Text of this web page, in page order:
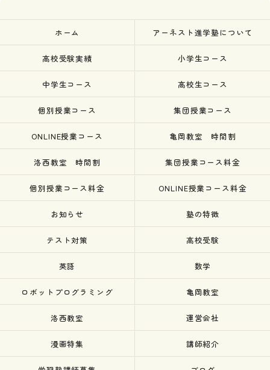
ホーム アーネスト進学塾について
高校受験実績 小学生コース
中学生コース 高校生コース
個別授業コース 集団授業コース
ONLINE授業コース 亀岡教室 時間割
洛西教室 時間割 集団授業コース料金
個別授業コース料金 ONLINE授業コース料金
お知らせ 塾の特徴
テスト対策 高校受験
英語 数学
ロボットプログラミング 亀岡教室
洛西教室 運営会社
漫画特集 講師紹介